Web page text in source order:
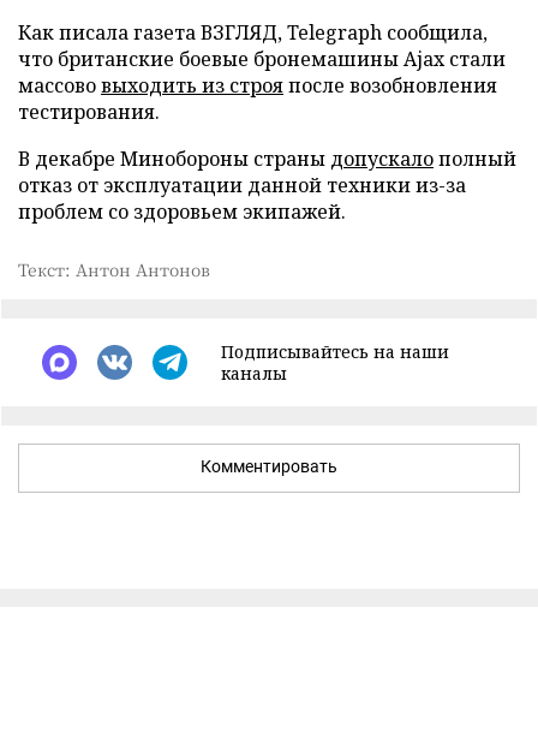
Как писала газета ВЗГЛЯД, Telegraph сообщила,
что британские боевые бронемашины Ajax стали
массововыходить из строяпосле возобновления
тестирования.
В декабре Минобороны страны допускалополный
отказ от эксплуатации данной техники из-за
проблем со здоровьем экипажей.
Текст: Антон Антонов
Подписывайтесь на наши
каналы
Комментировать